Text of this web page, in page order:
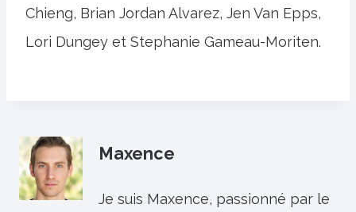
Chieng, Brian Jordan Alvarez, Jen Van Epps,
Lori Dungey et Stephanie Gameau-Moriten.
Maxence
Je suis Maxence, passionné par le